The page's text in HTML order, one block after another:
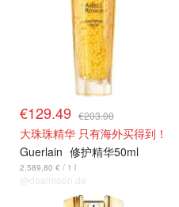
€129.49 €203.00
大珠珠精华 只有海外买得到！
Guerlain 修护精华50ml
2.589,80 € / 1 l
@dealmoon.de